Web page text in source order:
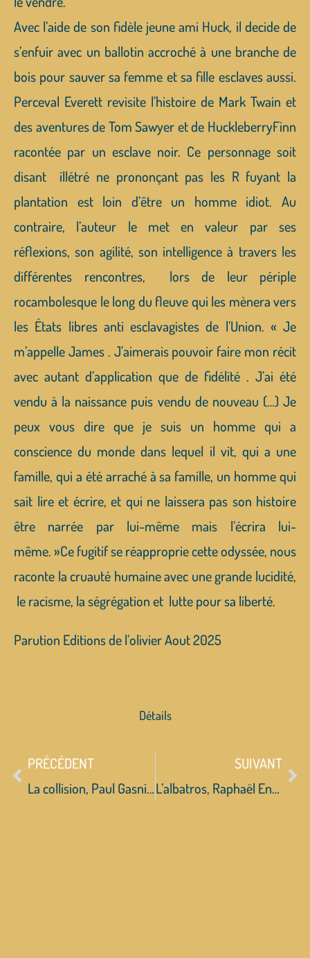
Détails
Avec l’aide de son fidèle jeune ami Huck, il decide de
s’enfuir avec un ballotin accroché à une branche de
bois pour sauver sa femme et sa fille esclaves aussi.
Perceval Everett revisite l’histoire de Mark Twain et
des aventures de Tom Sawyer et de HuckleberryFinn
racontée par un esclave noir. Ce personnage soit
disant illétré ne prononçant pas les R fuyant la
plantation est loin d’être un homme idiot. Au
contraire, l’auteur le met en valeur par ses
réflexions, son agilité, son intelligence à travers les
différentes rencontres, lors de leur périple
rocambolesque le long du fleuve qui les mènera vers
les États libres anti esclavagistes de l’Union. « Je
m’appelle James . J’aimerais pouvoir faire mon récit
avec autant d’application que de fidélité . J’ai été
vendu à la naissance puis vendu de nouveau (…) Je
peux vous dire que je suis un homme qui a
conscience du monde dans lequel il vit, qui a une
famille, qui a été arraché à sa famille, un homme qui
sait lire et écrire, et qui ne laissera pas son histoire
être narrée par lui-même mais l’écrira lui-
même. »Ce fugitif se réapproprie cette odyssée, nous
raconte la cruauté humaine avec une grande lucidité,
le racisme, la ségrégation et lutte pour sa liberté.
Parution Editions de l’olivier Aout 2025
PRÉCÉDENT
La collision, Paul Gasnier
SUIVANT
L’albatros, Raphaël Enthoven